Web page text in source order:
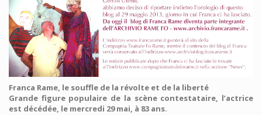
Franca Rame, le souffle de la révolte et de la liberté
Grande figure populaire de la scène contestataire, l’actrice
est décédée, le mercredi 29 mai, à 83 ans.